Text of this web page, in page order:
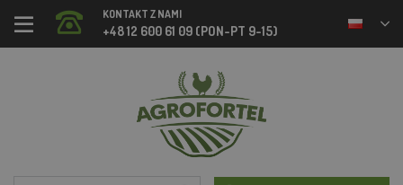
KONTAKT Z NAMI
+48 12 600 61 09 (PON-PT 9-15)